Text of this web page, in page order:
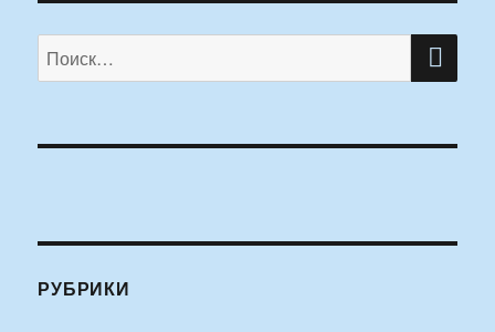
Искать:
РУБРИКИ